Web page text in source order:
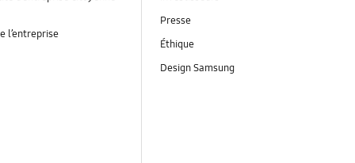
l’entreprise
Presse
Éthique
Design Samsung